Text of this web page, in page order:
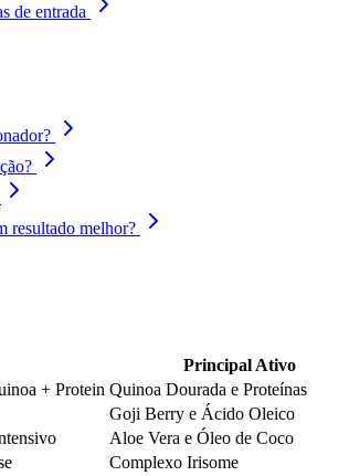
de entrada
resultado melhor?
Principal Ativo
+ Protein Quinoa Dourada e Proteínas
Goji Berry e Ácido Oleico
Aloe Vera e Óleo de Coco
Complexo Irisome